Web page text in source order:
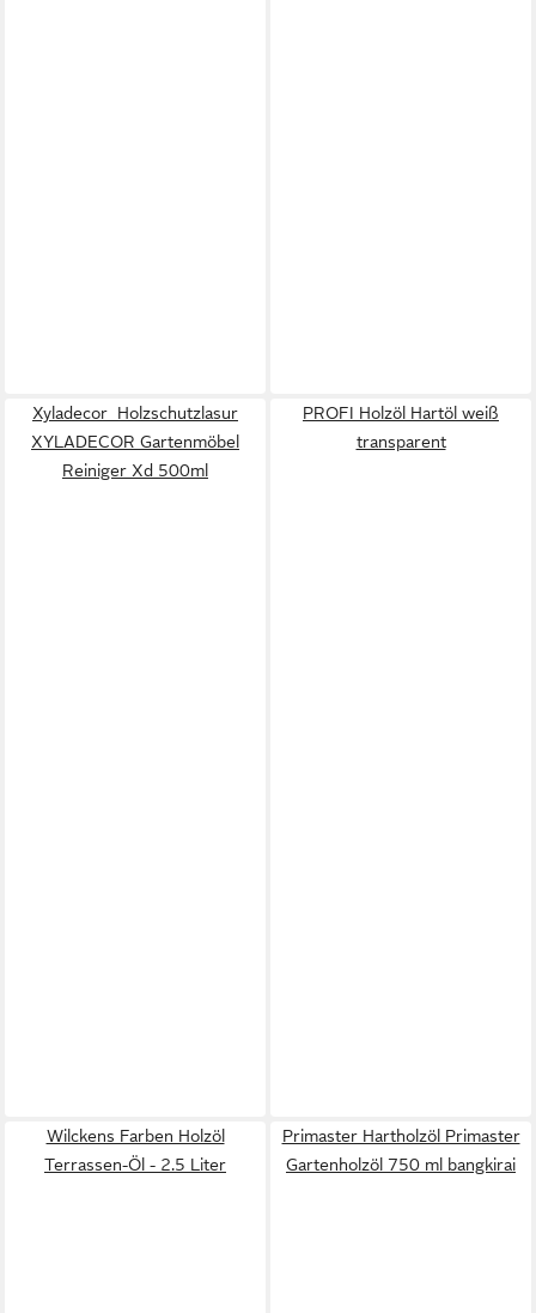
Xyladecor Holzschutzlasur
XYLADECOR Gartenmöbel
Reiniger Xd 500ml
PROFI Holzöl Hartöl weiß
transparent
Wilckens Farben Holzöl
Terrassen-Öl - 2.5 Liter
Primaster Hartholzöl Primaster
Gartenholzöl 750 ml bangkirai